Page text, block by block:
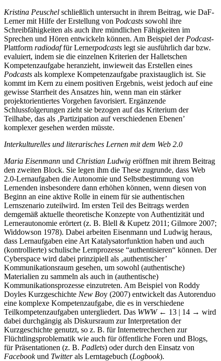
Kristina Peuschel schließlich untersucht in ihrem Beitrag, wie DaF-
Lerner mit Hilfe der Erstellung von Podcasts sowohl ihre
Schreibfähigkeiten als auch ihre mündlichen Fähigkeiten im
Sprechen und Hören entwickeln können. Am Beispiel der Podcast-
Plattform radiodaffür Lernerpodcasts legt sie ausführlich dar bzw.
evaluiert, indem sie die einzelnen Kriterien der Halletschen
Kompetenzaufgabe heranzieht, inwieweit das Erstellen eines
Podcasts als komplexe Kompetenzaufgabe praxistauglich ist. Sie
kommt im Kern zu einem positiven Ergebnis, weist jedoch auf eine
gewisse Starrheit des Ansatzes hin, wenn man ein stärker
projektorientiertes Vorgehen favorisiert. Ergänzende
Schlussfolgerungen zieht sie bezogen auf das Kriterium der
Teilhabe, das als ‚Partizipation auf verschiedenen Ebenen’
komplexer gesehen werden müsste.
Interkulturelles und literarisches Lernen mit dem Web 2.0
Maria Eisenmann und Christian Ludwig eröffnen mit ihrem Beitrag
den zweiten Block. Sie legen ihm die These zugrunde, dass Web
2.0-Lernaufgaben die Autonomie und Selbstbestimmung von
Lernenden insbesondere dann erhöhen können, wenn diesen von
Beginn an eine aktive Rolle in einem für sie authentischen
Lernszenario zuteilwird. Im ersten Teil des Beitrags werden
demgemäß aktuelle theoretische Konzepte von Authentizität und
Lernerautonomie erörtert (z. B. Blell & Kupetz 2011; Gilmore 2007;
Widdowson 1978). Dabei arbeiten Eisenmann und Ludwig heraus,
dass Lernaufgaben eine Art Katalysatorfunktion haben und auch
(kontrollierte) schulische Lernprozesse “authentisieren“ können. Der
Cyberspace wird dabei prinzipiell als ‚authentischer’
Kommunikationsraum gesehen, um sowohl (authentische)
Materialien zu sammeln als auch in (authentische)
Kommunikationsprozesse einzutreten. Am Beispiel von Roddy
Doyles Kurzgeschichte New Boy (2007) entwickelt das Autorenduo
eine komplexe Kompetenzaufgabe, die es in verschiedene
Teilkompetenzaufgaben untergliedert. Das WWW ← 13 | 14 → wird
dabei durchgängig als Diskursraum zur Interpretation der
Kurzgeschichte genutzt, so z. B. für Internetrecherchen zur
Flüchtlingsproblematik wie auch für öffentliche Foren und Blogs,
für Präsentationen (z. B. Padlets) oder durch den Einsatz von
Facebookund Twitterals Lerntagebuch (Logbook).